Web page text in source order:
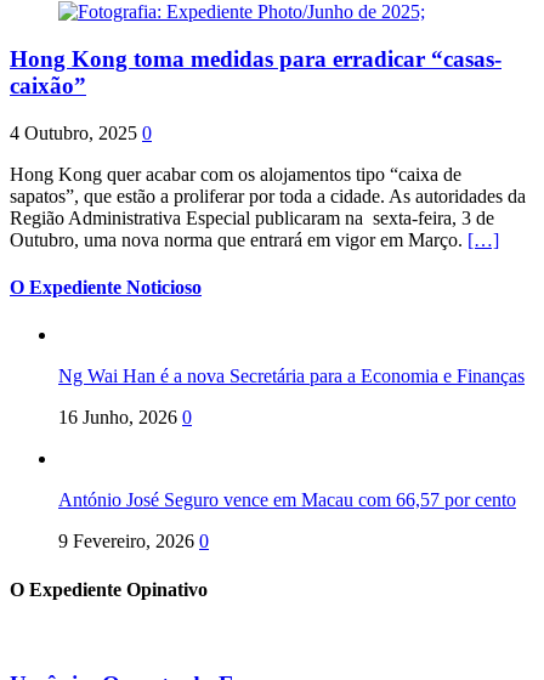
Hong Kong toma medidas para erradicar “casas-
caixão”
4 Outubro, 2025 0
Hong Kong quer acabar com os alojamentos tipo “caixa de
sapatos”, que estão a proliferar por toda a cidade. As autoridades da
Região Administrativa Especial publicaram na sexta-feira, 3 de
Outubro, uma nova norma que entrará em vigor em Março. […]
O Expediente Noticioso
Ng Wai Han é a nova Secretária para a Economia e Finanças
16 Junho, 2026 0
António José Seguro vence em Macau com 66,57 por cento
9 Fevereiro, 2026 0
O Expediente Opinativo